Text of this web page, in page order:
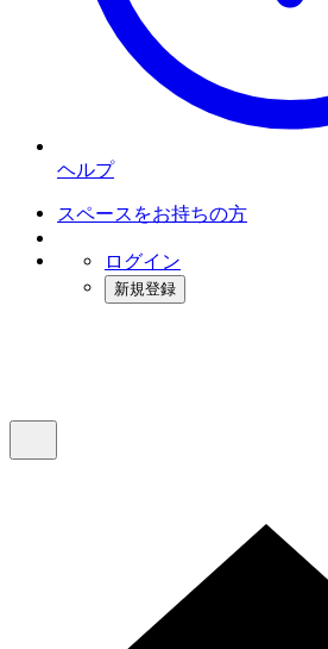
ヘルプ
スペースをお持ちの方
ログイン
新規登録